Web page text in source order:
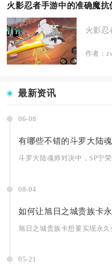
火影忍
作者：
最新资讯
06-08
斗罗大陆魂师对决中，SP宁
08-04
旭日之城贵族卡想要实现永
05-21